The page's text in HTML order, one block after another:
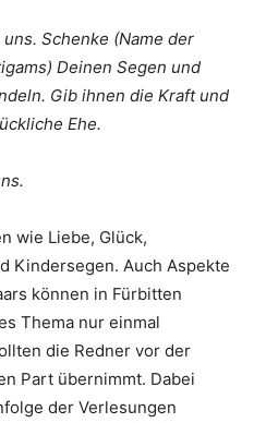
Schenke (Name der
Deinen Segen und
Gib ihnen die Kraft und
Ehe.
wie Liebe, Glück,
Kindersegen. Auch Aspekte
können in Fürbitten
Thema nur einmal
die Redner vor der
Part übernimmt. Dabei
der Verlesungen